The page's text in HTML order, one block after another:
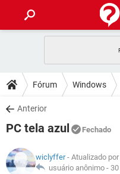
CELULAR
OUTLOOK
INSTAGRAM
GUIA DE COMPRAS
DICAS
JOGOS
INSTAGRAM
DOWNLOADS
JOGOS
CELULAR
OUTLOOK
JOGOS
GLOSSÁRIO
Fórum Windows
Anterior
PC tela azul Fechado
wiclyffer- Atualizado
usuário anônimo -